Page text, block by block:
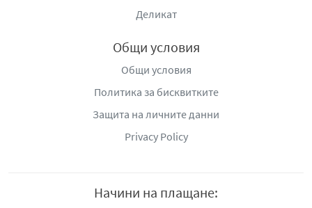
Деликат
Общи условия
Общи условия
Политика за бисквитките
Защита на личните данни
Privacy Policy
Начини на плащане: